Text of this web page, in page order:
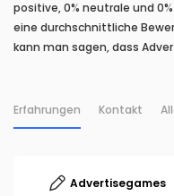
positive, 0% neutrale und
eine durchschnittliche
kann man sagen, dass
Erfahrungen Kontakt
Advertisegames